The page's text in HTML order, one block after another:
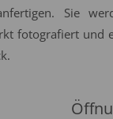
Sie
fotografiert und